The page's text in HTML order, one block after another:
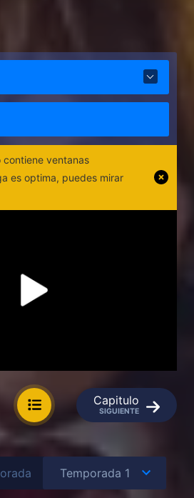
contiene ventanas
es optima, puedes mirar
Capitulo
SIGUIENTE